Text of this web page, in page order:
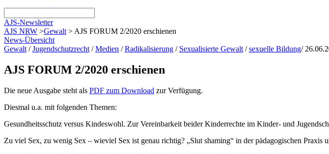
AJS-Newsletter
AJS NRW >Gewalt > AJS FORUM 2/2020 erschienen
News-Übersicht
Gewalt /Jugendschutzrecht /Medien /Radikalisierung / Sexualisierte Gewalt /sexuelle Bildung/
AJS FORUM 2/2020 erschienen
Die neue Ausgabe steht als PDF zum Download zur Verfügung.
Diesmal u.a. mit folgenden Themen:
Gesundheitsschutz versus Kindeswohl. Zur Vereinbarkeit beider Kinderrechte im Kinder- und
Zu viel Sex, zu wenig Sex – wieviel Sex ist genau richtig? „Slut shaming“ in der pädagogischen